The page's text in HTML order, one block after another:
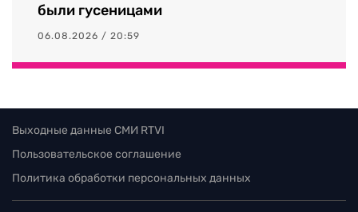
были гусеницами
06.08.2026 / 20:59
Выходные данные СМИ RTVI
Пользовательское соглашение
Политика обработки персональных данных